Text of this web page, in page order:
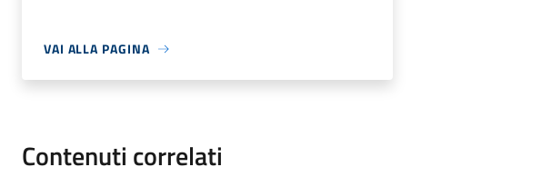
VAI ALLA PAGINA
Contenuti correlati